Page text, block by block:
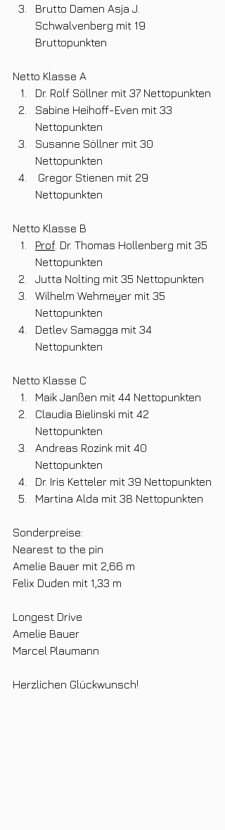
Brutto Damen Asja J.
Schwalvenberg mit 19
Bruttopunkten
Netto Klasse A
Dr. Rolf Söllner mit 37 Nettopunkten
Sabine Heihoff-Even mit 33
Nettopunkten
Susanne Söllner mit 30
Nettopunkten
Nettopunkten
Netto Klasse B
Prof. Dr. Thomas Hollenberg mit 35
Nettopunkten
Jutta Nolting mit 35 Nettopunkten
Wilhelm Wehmeyer mit 35
Nettopunkten
Detlev Samagga mit 34
Nettopunkten
Netto Klasse C
Maik Janßen mit 44 Nettopunkten
Claudia Bielinski mit 42
Nettopunkten
Andreas Rozink mit 40
Nettopunkten
Dr. Iris Ketteler mit 39 Nettopunkten
Martina Alda mit 38 Nettopunkten
Sonderpreise:
Nearest to the pin
Amelie Bauer mit 2,66 m
Felix Duden mit 1,33 m
Longest Drive
Amelie Bauer
Marcel Plaumann
Herzlichen Glückwunsch!